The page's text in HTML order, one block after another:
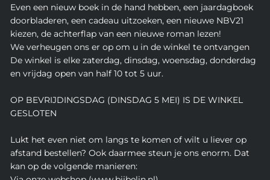
Even een nieuw boek in de hand hebben, een jaardagboek
doorbladeren, een cadeau uitzoeken, een nieuwe NBV21
kiezen, de achterflap van een nieuwe roman lezen!
We verheugen ons er op om u in de winkel te ontvangen
De winkel is elke zaterdag, dinsdag, woensdag, donderdag
en vrijdag open van half 10 tot 5 uur.
OP BEVRIJDINGSDAG (DINSDAG 5 MEI) IS DE WINKEL
GESLOTEN
Lukt het even niet om langs te komen of wilt u liever op
afstand bestellen? Ook daarmee steun je ons enorm. Dat
kan op de volgende manieren: